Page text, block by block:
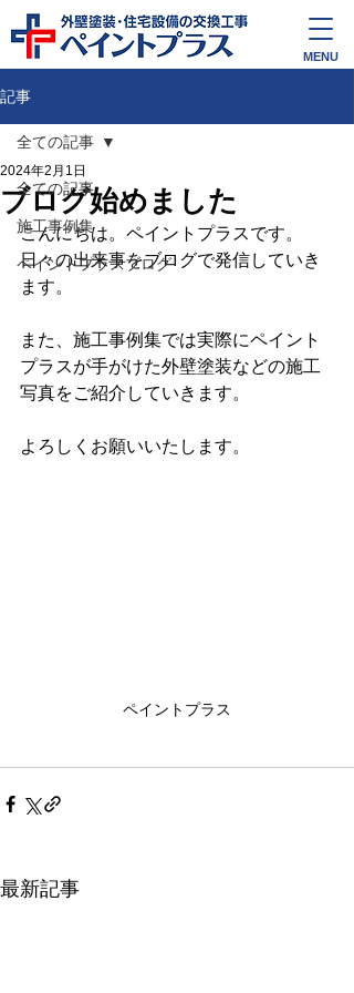
外壁塗装・住宅設備の交換工事
ペイントプラス MENU
記事
全ての記事
施工事例集
ペイントプラスブログ
全ての記事
ブログ始めました
2024年2月1日
こんにちは。ペイントプラスです。
日々の出来事をブログで発信していき
ます。
また、施工事例集では実際にペイント
プラスが手がけた外壁塗装などの施工
写真をご紹介していきます。
よろしくお願いいたします。
ペイントプラス
最新記事